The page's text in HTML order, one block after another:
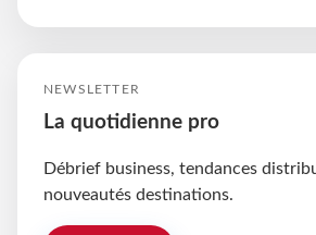
NEWSLETTER
La quotidienne pro
Débrief business, tendances
nouveautés destinations.